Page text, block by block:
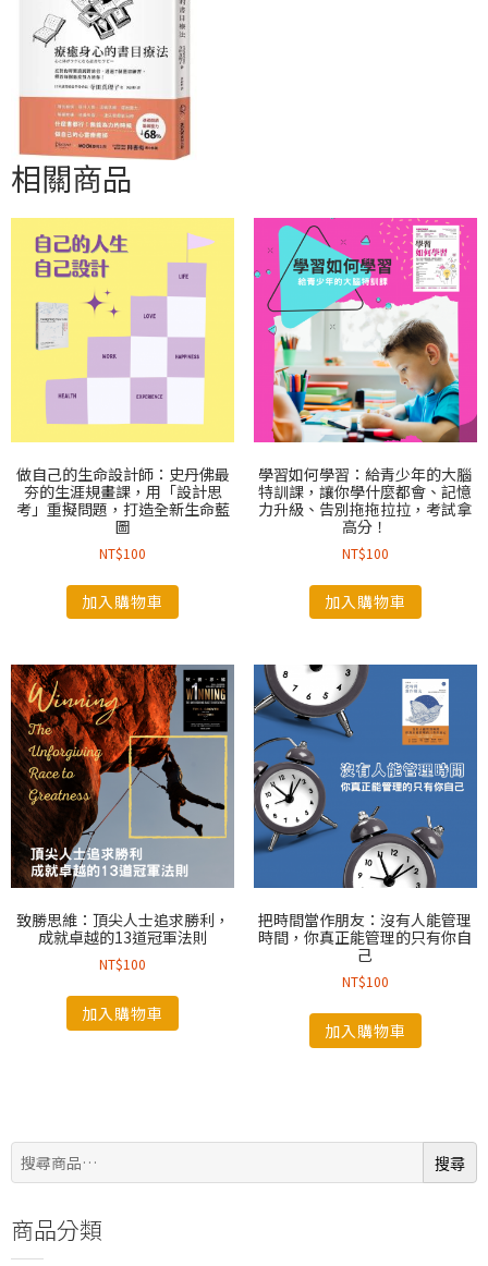
相關商品
做自己的生命設計師：史丹佛最
夯的生涯規畫課，用「設計思
考」重擬問題，打造全新生命藍
圖
NT$100
加入購物車
學習如何學習：給青少年的大腦
特訓課，讓你學什麼都會、記憶
力升級、告別拖拖拉拉，考試拿
高分！
NT$100
加入購物車
致勝思維：頂尖人士追求勝利，
成就卓越的13道冠軍法則
NT$100
加入購物車
把時間當作朋友：沒有人能管理
時間，你真正能管理的只有你自
己
NT$100
加入購物車
搜
尋:
搜尋
商品分類